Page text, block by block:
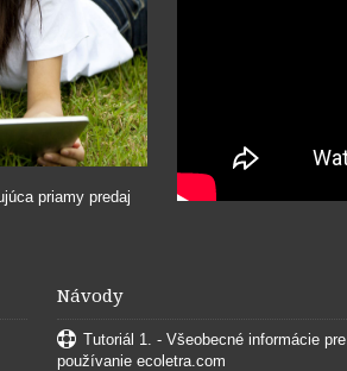
priamy predaj
Návody
Tutoriál 1. - Všeobecné informácie pre
používanie ecoletra.com